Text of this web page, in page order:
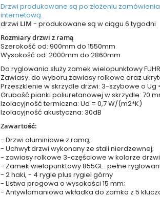
Drzwi
Drzwi
Drzwi
Drzwi
Drzwi
Drzwi produkowane są po złożeniu
internetową.
drzwi LIM - produkowane są w ciągu 6 tygodni
Rozmiary drzwi z ramą
Szerokość od: 900mm do 1550mm
Wysokość od: 2000mm do 2860mm
Do ryglowania służy zamek wielopunktowy
Zawiasy: do wyboru zawiasy rolkowe oraz
Przeszklenie w skrzydle drzwi: 3-szybowe o Ug
Grubość pianki poliuretanowej w skrzydle: 70
Izolacyjność termiczna: Ud = 0,7 W/(m2*K)
Izolacyjność akustyczna: 30dB
Zawartość:
- Drzwi aluminiowe z ramą;
- Uchwyt drzwi wykonany ze stali nierdzewnej;
- zawiasy rolkowe 3-częściowe w kolorze
- Zamek wielopunktowy 855GL : pełne
- 2 haki, - 4 rygle plus rygiel górny
- Listwa progowa o wysokości 15 mm;
- Antywłamaniowa wkładka do zamka z 5